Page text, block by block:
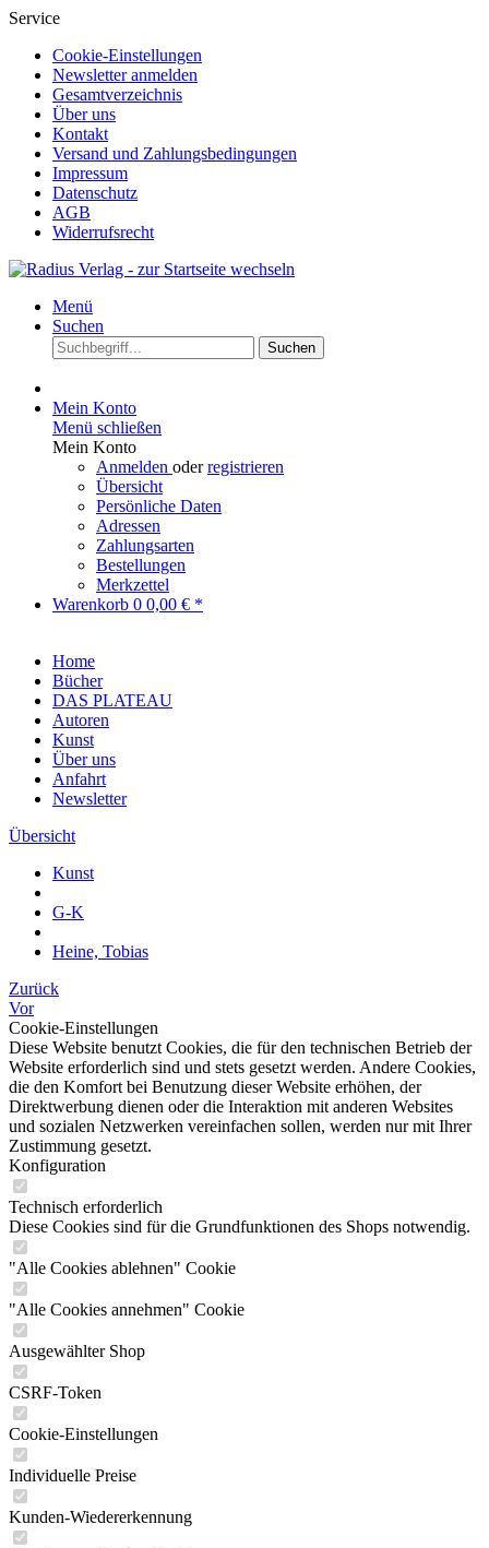
Service
Cookie-Einstellungen
Newsletter anmelden
Gesamtverzeichnis
Über uns
Kontakt
Versand und Zahlungsbedingungen
Impressum
Datenschutz
AGB
Widerrufsrecht
Menü
Suchen
Suchen
Mein Konto
Menü schließen
Mein Konto
Anmelden oderregistrieren
Übersicht
Persönliche Daten
Adressen
Zahlungsarten
Bestellungen
Merkzettel
Warenkorb 0 0,00 € *
Home
Bücher
DAS PLATEAU
Autoren
Kunst
Über uns
Anfahrt
Newsletter
Übersicht
Kunst
G-K
Heine, Tobias
Zurück
Vor
Cookie-Einstellungen
Diese Website benutzt Cookies, die für den technischen Betrieb der
Website erforderlich sind und stets gesetzt werden. Andere Cookies,
die den Komfort bei Benutzung dieser Website erhöhen, der
Direktwerbung dienen oder die Interaktion mit anderen Websites
und sozialen Netzwerken vereinfachen sollen, werden nur mit Ihrer
Zustimmung gesetzt.
Konfiguration
Technisch erforderlich
Diese Cookies sind für die Grundfunktionen des Shops notwendig.
"Alle Cookies ablehnen" Cookie
"Alle Cookies annehmen" Cookie
Ausgewählter Shop
CSRF-Token
Cookie-Einstellungen
Individuelle Preise
Kunden-Wiedererkennung